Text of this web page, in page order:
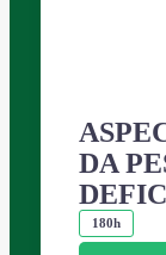
DA
180h